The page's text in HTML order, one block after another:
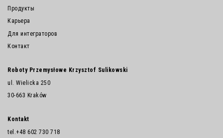
Продукты
Карьера
Для интеграторов
Контакт
Roboty Przemysłowe Krzysztof Sulikowski
ul. Wielicka 250
30-663 Kraków
Kontakt
tel. +48 602 730 718